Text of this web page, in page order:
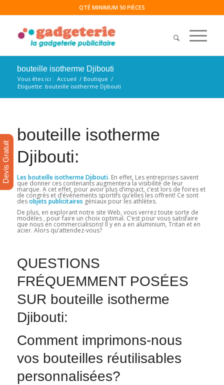
QTÉ MINIMUM 50 PIÈCES
bouteille isotherme Djibouti
Vous êtes ici : Accueil / Boutique /
Etiquette: bouteille isotherme Djibouti
bouteille isotherme
Djibouti:
Les bouteille isotherme Djibouti. En effet, Les entreprises savent
que donner ces contenants augmentera la visibilité de leur
marque. A cet effet, pour avoir plus d’impact, c’est lors de foires et
de congrès et d’événements sportifs qu’elles les offrent! Ce sont
desobjets publicitaires géniaux pour les athlètes.
De plus, en explorant notre site Web, vous verrez toute sorte de
modèles , pour faire un choix optimal. C’est pour vous satisfaire
que nous en commercialisons! Il y en a en aluminium, Tritan et en
acier. Alors qu’attendez-vous?
QUESTIONS
FRÉQUEMMENT POSÉES
SUR bouteille isotherme
Djibouti:
Comment imprimons-nous
vos bouteilles réutilisables
personnalisées?
Devis Gratuit